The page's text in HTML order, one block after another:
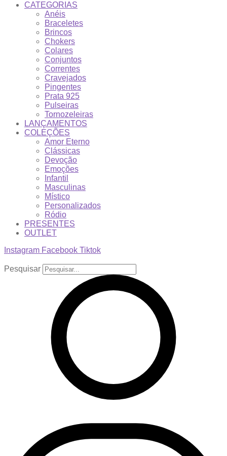
CATEGORIAS
Anéis
Braceletes
Brincos
Chokers
Colares
Conjuntos
Correntes
Cravejados
Pingentes
Prata 925
Pulseiras
Tornozeleiras
LANÇAMENTOS
COLEÇÕES
Amor Eterno
Clássicas
Devoção
Emoções
Infantil
Masculinas
Místico
Personalizados
Ródio
PRESENTES
OUTLET
Instagram Facebook Tiktok
Pesquisar